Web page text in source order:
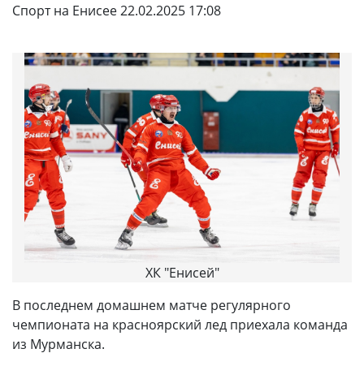
Спорт на Енисее22.02.2025 17:08
ХК "Енисей"
В последнем домашнем матче регулярного
чемпионата на красноярский лед приехала команда
из Мурманска.